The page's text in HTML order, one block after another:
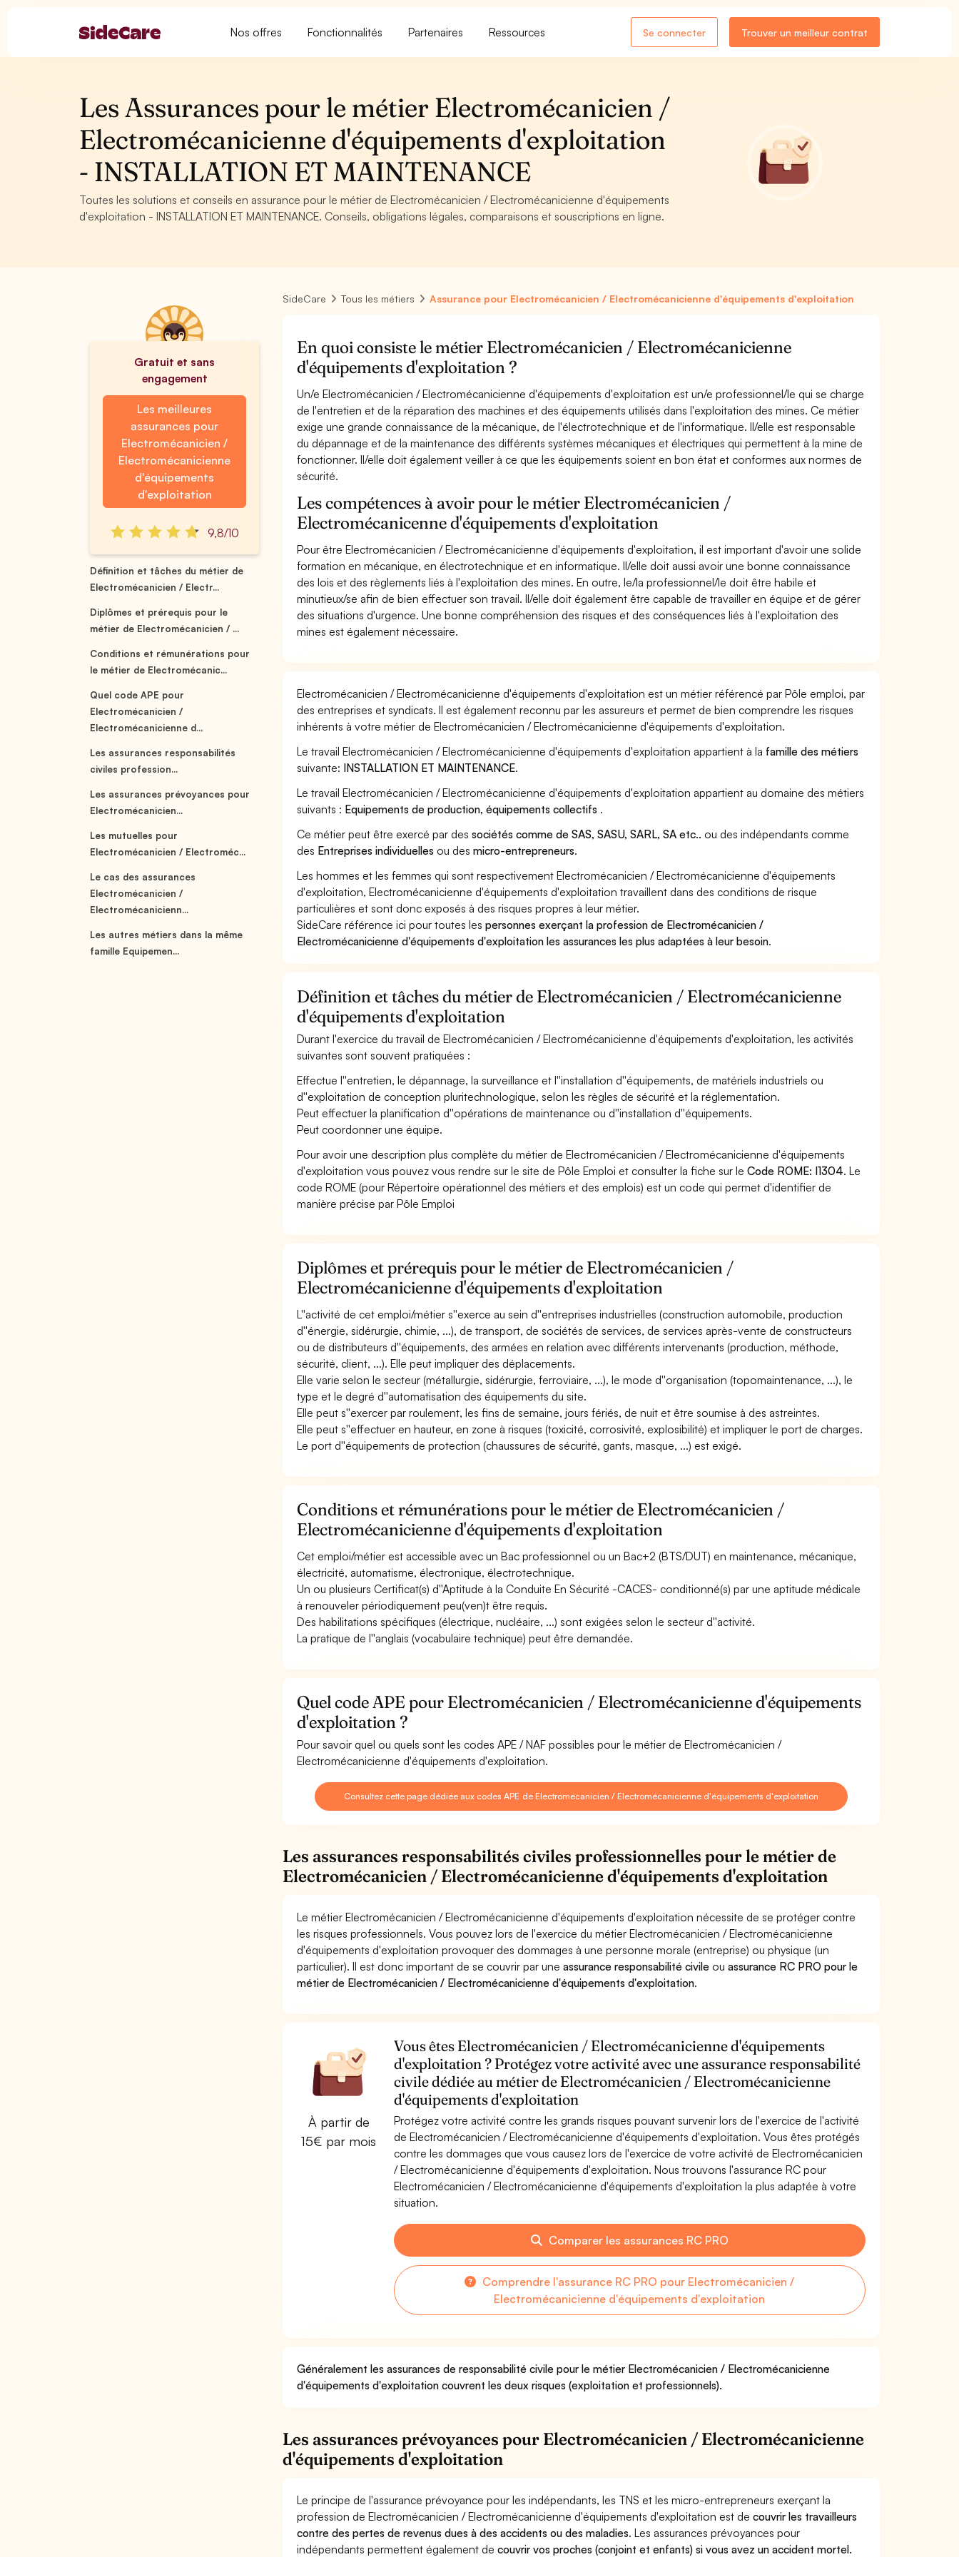
Nos offres Fonctionnalités Partenaires Ressources Se connecter Trouver un meilleur contrat
Les Assurances pour le métier Electromécanicien /
Electromécanicienne d'équipements d'exploitation
- INSTALLATION ET MAINTENANCE
Toutes les solutions et conseils en assurance pour le métier de Electromécanicien / Electromécanicienne d'équipements
d'exploitation - INSTALLATION ET MAINTENANCE. Conseils, obligations légales, comparaisons et souscriptions en ligne.
Gratuit et sans
engagement
Les meilleures
assurances pour
Electromécanicien /
Electromécanicienne
d'équipements
d'exploitation
9,8/10
Définition et tâches du métier de
Electromécanicien / Electr...
Diplômes et prérequis pour le
métier de Electromécanicien / ...
Conditions et rémunérations pour
le métier de Electromécanic...
Quel code APE pour
Electromécanicien /
Electromécanicienne d...
Les assurances responsabilités
civiles profession...
Les assurances prévoyances pour
Electromécanicien...
Les mutuelles pour
Electromécanicien / Electroméc...
Le cas des assurances
Electromécanicien /
Electromécanicienn...
Les autres métiers dans la même
famille Equipemen...
SideCare Tous les métiers Assurance pour Electromécanicien / Electromécanicienne d'équipements d'exploitation
En quoi consiste le métier Electromécanicien / Electromécanicienne
d'équipements d'exploitation ?
Un/e Electromécanicien / Electromécanicienne d'équipements d'exploitation est un/e professionnel/le qui se charge
de l'entretien et de la réparation des machines et des équipements utilisés dans l'exploitation des mines. Ce métier
exige une grande connaissance de la mécanique, de l'électrotechnique et de l'informatique. Il/elle est responsable
du dépannage et de la maintenance des différents systèmes mécaniques et électriques qui permettent à la mine de
fonctionner. Il/elle doit également veiller à ce que les équipements soient en bon état et conformes aux normes de
sécurité.
Les compétences à avoir pour le métier Electromécanicien /
Electromécanicenne d'équipements d'exploitation
Pour être Electromécanicien / Electromécanicienne d'équipements d'exploitation, il est important d'avoir une solide
formation en mécanique, en électrotechnique et en informatique. Il/elle doit aussi avoir une bonne connaissance
des lois et des règlements liés à l'exploitation des mines. En outre, le/la professionnel/le doit être habile et
minutieux/se afin de bien effectuer son travail. Il/elle doit également être capable de travailler en équipe et de gérer
des situations d'urgence. Une bonne compréhension des risques et des conséquences liés à l'exploitation des
mines est également nécessaire.
Electromécanicien / Electromécanicienne d'équipements d'exploitation est un métier référencé par Pôle emploi, par
des entreprises et syndicats. Il est également reconnu par les assureurs et permet de bien comprendre les risques
inhérents à votre métier de Electromécanicien / Electromécanicienne d'équipements d'exploitation.
Le travail Electromécanicien / Electromécanicienne d'équipements d'exploitation appartient à la famille des métiers
suivante: INSTALLATION ET MAINTENANCE.
Le travail Electromécanicien / Electromécanicienne d'équipements d'exploitation appartient au domaine des métiers
suivants : Equipements de production, équipements collectifs .
Ce métier peut être exercé par dessociétés comme de SAS, SASU, SARL, SA etc.. ou des indépendants comme
des Entreprises individuelles ou desmicro-entrepreneurs.
Les hommes et les femmes qui sont respectivement Electromécanicien / Electromécanicienne d'équipements
d'exploitation, Electromécanicienne d'équipements d'exploitation travaillent dans des conditions de risque
particulières et sont donc exposés à des risques propres à leur métier.
SideCare référence ici pour toutes lespersonnes exerçant la profession de Electromécanicien /
Electromécanicienne d'équipements d'exploitation les assurances les plus adaptées à leur besoin.
Définition et tâches du métier de Electromécanicien / Electromécanicienne
d'équipements d'exploitation
Durant l'exercice du travail de Electromécanicien / Electromécanicienne d'équipements d'exploitation, les activités
suivantes sont souvent pratiquées :
Effectue l''entretien, le dépannage, la surveillance et l''installation d''équipements, de matériels industriels ou
d''exploitation de conception pluritechnologique, selon les règles de sécurité et la réglementation.
Peut effectuer la planification d''opérations de maintenance ou d''installation d''équipements.
Peut coordonner une équipe.
Pour avoir une description plus complète du métier de Electromécanicien / Electromécanicienne d'équipements
d'exploitation vous pouvez vous rendre sur le site de Pôle Emploi et consulter la fiche sur leCode ROME: I1304. Le
code ROME (pour Répertoire opérationnel des métiers et des emplois) est un code qui permet d'identifier de
manière précise par Pôle Emploi
Diplômes et prérequis pour le métier de Electromécanicien /
Electromécanicienne d'équipements d'exploitation
L''activité de cet emploi/métier s''exerce au sein d''entreprises industrielles (construction automobile, production
d''énergie, sidérurgie, chimie, ...), de transport, de sociétés de services, de services après-vente de constructeurs
ou de distributeurs d''équipements, des armées en relation avec différents intervenants (production, méthode,
sécurité, client, ...). Elle peut impliquer des déplacements.
Elle varie selon le secteur (métallurgie, sidérurgie, ferroviaire, ...), le mode d''organisation (topomaintenance, ...), le
type et le degré d''automatisation des équipements du site.
Elle peut s''exercer par roulement, les fins de semaine, jours fériés, de nuit et être soumise à des astreintes.
Elle peut s''effectuer en hauteur, en zone à risques (toxicité, corrosivité, explosibilité) et impliquer le port de charges.
Le port d''équipements de protection (chaussures de sécurité, gants, masque, ...) est exigé.
Conditions et rémunérations pour le métier de Electromécanicien /
Electromécanicienne d'équipements d'exploitation
Cet emploi/métier est accessible avec un Bac professionnel ou un Bac+2 (BTS/DUT) en maintenance, mécanique,
électricité, automatisme, électronique, électrotechnique.
Un ou plusieurs Certificat(s) d''Aptitude à la Conduite En Sécurité -CACES- conditionné(s) par une aptitude médicale
à renouveler périodiquement peu(ven)t être requis.
Des habilitations spécifiques (électrique, nucléaire, ...) sont exigées selon le secteur d''activité.
La pratique de l''anglais (vocabulaire technique) peut être demandée.
Quel code APE pour Electromécanicien / Electromécanicienne d'équipements
d'exploitation ?
Pour savoir quel ou quels sont les codes APE / NAF possibles pour le métier de Electromécanicien /
Electromécanicienne d'équipements d'exploitation.
Consultez cette page dédiée aux codes APE de Electromécanicien / Electromécanicienne d'équipements d'exploitation
Les assurances responsabilités civiles professionnelles pour le métier de
Electromécanicien / Electromécanicienne d'équipements d'exploitation
Le métier Electromécanicien / Electromécanicienne d'équipements d'exploitation nécessite de se protéger contre
les risques professionnels. Vous pouvez lors de l'exercice du métier Electromécanicien / Electromécanicienne
d'équipements d'exploitation provoquer des dommages à une personne morale (entreprise) ou physique (un
particulier). Il est donc important de se couvrir par uneassurance responsabilité civile ouassurance RC PRO pour le
métier de Electromécanicien / Electromécanicienne d'équipements d'exploitation.
À partir de
15€ par mois
Vous êtes Electromécanicien / Electromécanicienne d'équipements
d'exploitation ? Protégez votre activité avec une assurance responsabilité
civile dédiée au métier de Electromécanicien / Electromécanicienne
d'équipements d'exploitation
Protégez votre activité contre les grands risques pouvant survenir lors de l'exercice de l'activité
de Electromécanicien / Electromécanicienne d'équipements d'exploitation. Vous êtes protégés
contre les dommages que vous causez lors de l'exercice de votre activité de Electromécanicien
/ Electromécanicienne d'équipements d'exploitation. Nous trouvons l'assurance RC pour
Electromécanicien / Electromécanicienne d'équipements d'exploitation la plus adaptée à votre
situation.
Comparer les assurances RC PRO
Comprendre l'assurance RC PRO pour Electromécanicien /
Electromécanicienne d'équipements d'exploitation
Généralement les assurances de responsabilité civile pour le métier Electromécanicien / Electromécanicienne
d'équipements d'exploitation couvrent les deux risques (exploitation et professionnels).
Les assurances prévoyances pour Electromécanicien / Electromécanicienne
d'équipements d'exploitation
Le principe de l'assurance prévoyance pour les indépendants, les TNS et les micro-entrepreneurs exerçant la
profession de Electromécanicien / Electromécanicienne d'équipements d'exploitation est decouvrir les travailleurs
contre des pertes de revenus dues à des accidents ou des maladies. Les assurances prévoyances pour
indépendants permettent également decouvrir vos proches (conjoint et enfants) si vous avez un accident mortel.